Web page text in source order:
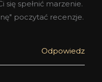
się spełnić marzenie.
poczytać recenzje.
Odpowiedz